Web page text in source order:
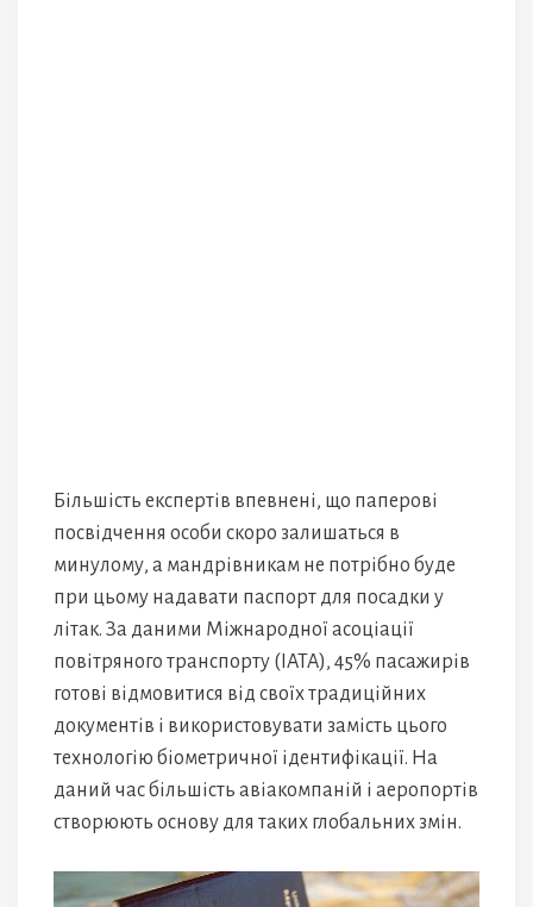
Більшість експертів впевнені, що паперові
посвідчення особи скоро залишаться в
минулому, а мандрівникам не потрібно буде
при цьому надавати паспорт для посадки у
літак. За даними Міжнародної асоціації
повітряного транспорту (IATA), 45% пасажирів
готові відмовитися від своїх традиційних
документів і використовувати замість цього
технологію біометричної ідентифікації. На
даний час більшість авіакомпаній і аеропортів
створюють основу для таких глобальних змін.